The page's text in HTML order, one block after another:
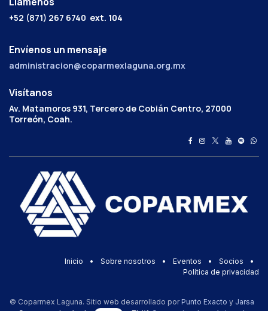
+52 (871) 267 6740 ext. 104
Envíenos un mensaje
administracion@coparmexlaguna.org.mx
Visítanos
Av. Matamoros 931, Tercero de Cobián Centro, 27000
Torreón, Coah.
Inicio • Sobre nosotros • Eventos • Socios
•
Política de privacidad
© Coparmex Laguna. Sitio web desarrollado por Punto Exacto y Jarsa